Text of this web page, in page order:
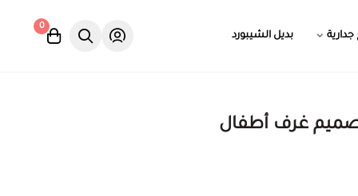
جدارية بديل الشيبورد
0
غرف أطفال